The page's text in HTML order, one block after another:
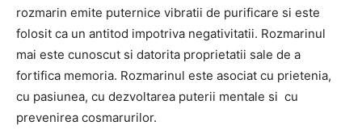
rozmarin emite puternice vibratii de purificare si este
folosit ca un antitod impotriva negativitatii. Rozmarinul
mai este cunoscut si datorita proprietatii sale de a
fortifica memoria. Rozmarinul este asociat cu prietenia,
cu pasiunea, cu dezvoltarea puterii mentale si cu
prevenirea cosmarurilor.